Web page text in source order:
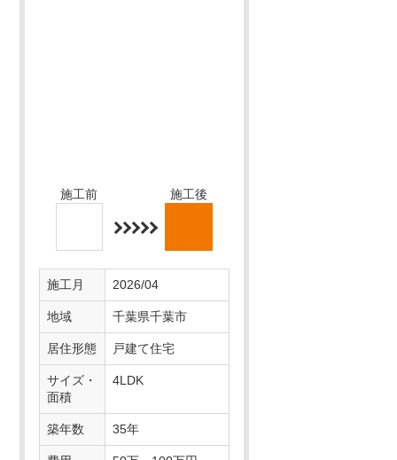
施工前
施工月 2026/04
地域
居住形態
サイズ・面積